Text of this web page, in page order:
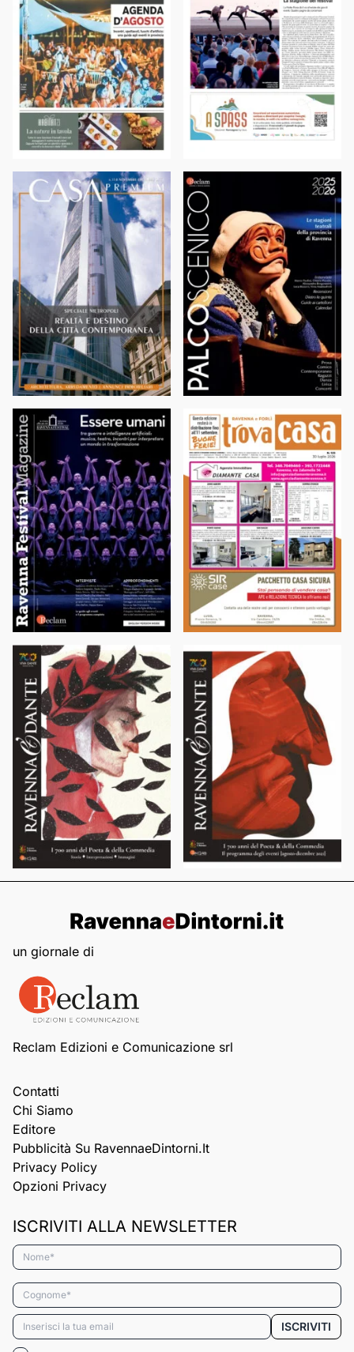
un giornale di
Reclam Edizioni e Comunicazione srl
Contatti
Chi Siamo
Editore
Pubblicità Su RavennaeDintorni.it
Privacy Policy
Opzioni Privacy
ISCRIVITI ALLA NEWSLETTER
Nome*
Cognome*
Email* ISCRIVITI